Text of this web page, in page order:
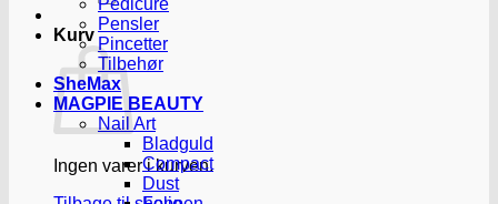
Kurv
Ingen varer i kurven.
Pedicure
Pensler
Pincetter
Tilbehør
SheMax
MAGPIE BEAUTY
Nail Art
Bladguld
Compact
Dust